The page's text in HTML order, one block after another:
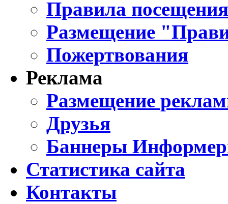
Правила
Размещение
Пожертвования
Реклама
Размещение
Друзья
Баннеры
Статистика сайта
Контакты